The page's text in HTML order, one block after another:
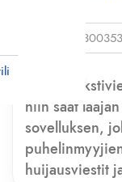
Lähetä
niin saat
sovelluksen,
huijausviestit